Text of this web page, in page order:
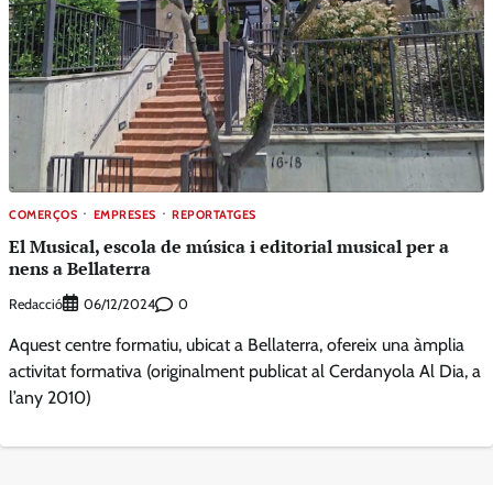
COMERÇOS EMPRESES REPORTATGES
El Musical, escola de música i editorial musical per a
nens a Bellaterra
Redacció 06/12/2024 0
Aquest centre formatiu, ubicat a Bellaterra, ofereix una àmplia
activitat formativa (originalment publicat al Cerdanyola Al Dia, a
l’any 2010)